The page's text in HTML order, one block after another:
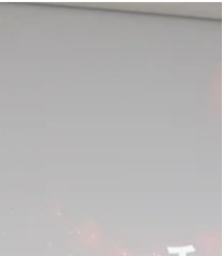
いました。...